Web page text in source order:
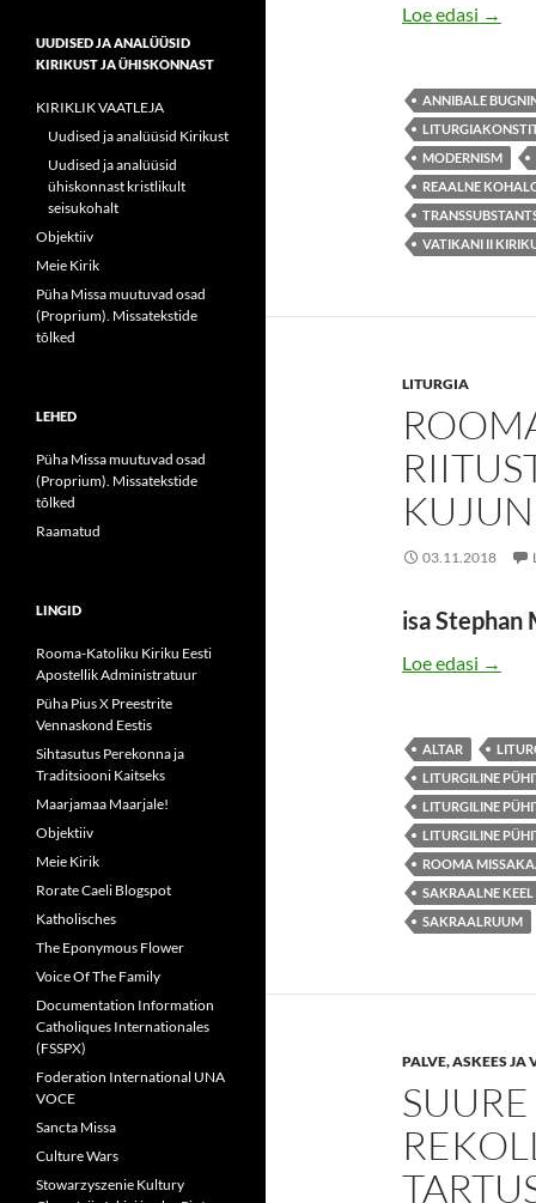
Loe edasi VANA
→
ANNIBALE
MODERNISM
REAALNE
VATIKANI II
LITURGIA
03.11.2018
isa Stephan
Loe edasi →
ALTAR
LITURGILINE
LITURGILINE
LITURGILINE
ROOMA
SAKRAALNE KEEL
SAKRAALRUUM
PALVE, ASKEES JA
UUDISED JA ANALÜÜSID
KIRIKUST JA ÜHISKONNAST
KIRIKLIK VAATLEJA
Uudised ja analüüsid Kirikust
Uudised ja analüüsid
ühiskonnast kristlikult
seisukohalt
Objektiiv
Meie Kirik
Püha Missa muutuvad osad
(Proprium). Missatekstide
tõlked
LEHED
Püha Missa muutuvad osad
(Proprium). Missatekstide
tõlked
Raamatud
LINGID
Rooma-Katoliku Kiriku Eesti
Apostellik Administratuur
Püha Pius X Preestrite
Vennaskond Eestis
Sihtasutus Perekonna ja
Traditsiooni Kaitseks
Maarjamaa Maarjale!
Objektiiv
Meie Kirik
Rorate Caeli Blogspot
Katholisches
The Eponymous Flower
Voice Of The Family
Documentation Information
Catholiques Internationales
(FSSPX)
Foderation International UNA
VOCE
Sancta Missa
Culture Wars
Stowarzyszenie Kultury